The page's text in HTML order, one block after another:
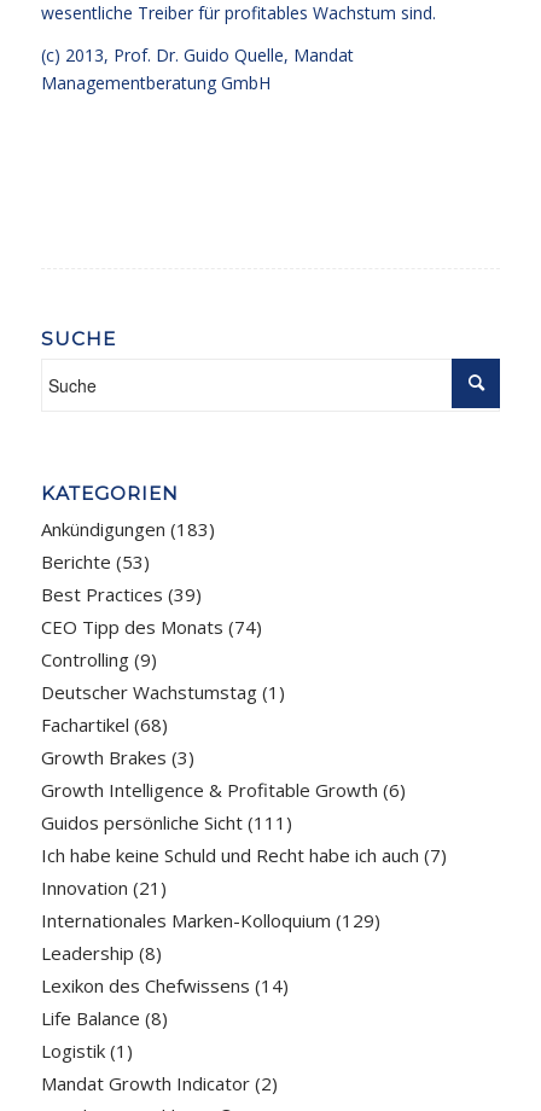
wesentliche Treiber für profitables Wachstum sind.
(c) 2013, Prof. Dr. Guido Quelle, Mandat
Managementberatung GmbH
SUCHE
KATEGORIEN
Ankündigungen (183)
Berichte (53)
Best Practices (39)
CEO Tipp des Monats (74)
Controlling(9)
Deutscher Wachstumstag(1)
Fachartikel (68)
Growth Brakes (3)
Growth Intelligence & Profitable Growth (6)
Guidos persönliche Sicht(111)
Ich habe keine Schuld und Recht habe ich auch (7)
Innovation (21)
Internationales Marken-Kolloquium (129)
Leadership (8)
Lexikon des Chefwissens (14)
Life Balance (8)
Logistik(1)
Mandat Growth Indicator(2)